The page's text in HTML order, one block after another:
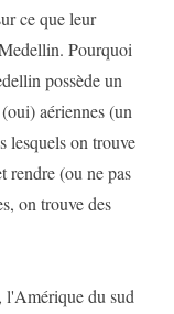
ce que leur
Pourquoi
possède un
aériennes (un
lesquels on trouve
rendre (ou ne pas
on trouve des
l'Amérique du sud